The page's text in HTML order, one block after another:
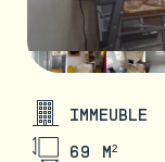
IMMEUBLE
69 M²